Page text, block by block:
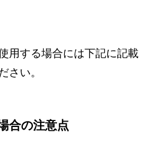
用する場合には下記に記載
さい。
合の注意点